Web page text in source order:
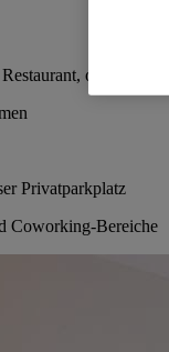
offen für alle
Privatparkplatz
Coworking-Bereiche